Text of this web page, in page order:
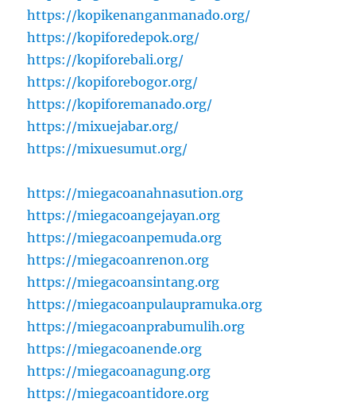
https://kopikenanganmanado.org/
https://kopiforedepok.org/
https://kopiforebali.org/
https://kopiforebogor.org/
https://kopiforemanado.org/
https://mixuejabar.org/
https://mixuesumut.org/
https://miegacoanahnasution.org
https://miegacoangejayan.org
https://miegacoanpemuda.org
https://miegacoanrenon.org
https://miegacoansintang.org
https://miegacoanpulaupramuka.org
https://miegacoanprabumulih.org
https://miegacoanende.org
https://miegacoanagung.org
https://miegacoantidore.org